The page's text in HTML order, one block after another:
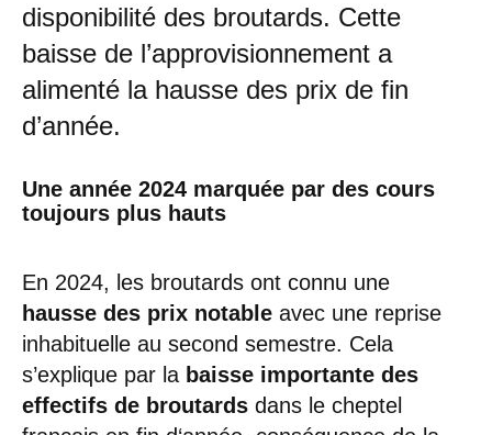
disponibilité des broutards. Cette
baisse de l’approvisionnement a
alimenté la hausse des prix de fin
d’année.
Une année 2024 marquée par des cours
toujours plus hauts
En 2024, les broutards ont connu une
hausse des prix notable avec une reprise
inhabituelle au second semestre. Cela
s’explique par la baisse importante des
effectifs de broutards dans le cheptel